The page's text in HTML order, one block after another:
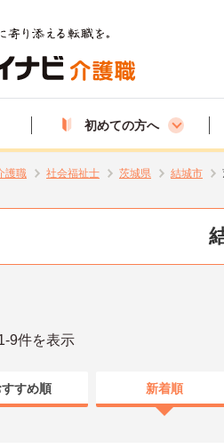
初めての方へ
護職 社会福祉士 茨城県 結城市
9件を表示
すすめ順 新着順